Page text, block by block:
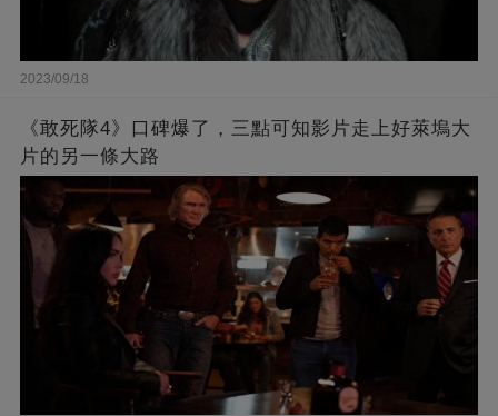
2023/09/18
《敢死隊4》口碑爆了，三點可知影片走上好萊塢大
片的另一條大路